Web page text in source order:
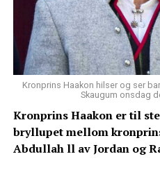
Kronprins Haakon hilser og ser
Skaugum onsdag
Kronprins Haakon er til
bryllupet mellom
Abdullah ll av Jordan og